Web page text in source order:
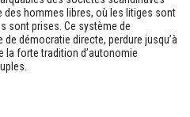
des hommes libres, où les litiges sont
sont prises. Ce système de
démocratie directe, perdure jusqu’à
la forte tradition d’autonomie